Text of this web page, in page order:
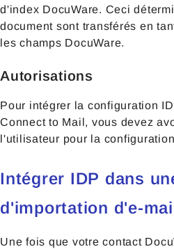
d'index DocuWare. Ceci
document sont transférés en
les champs DocuWare.
Autorisations
Pour intégrer la configuration
Connect to Mail, vous devez
l'utilisateur pour la
Intégrer IDP dans
d'importation d'e-
Une fois que votre contact